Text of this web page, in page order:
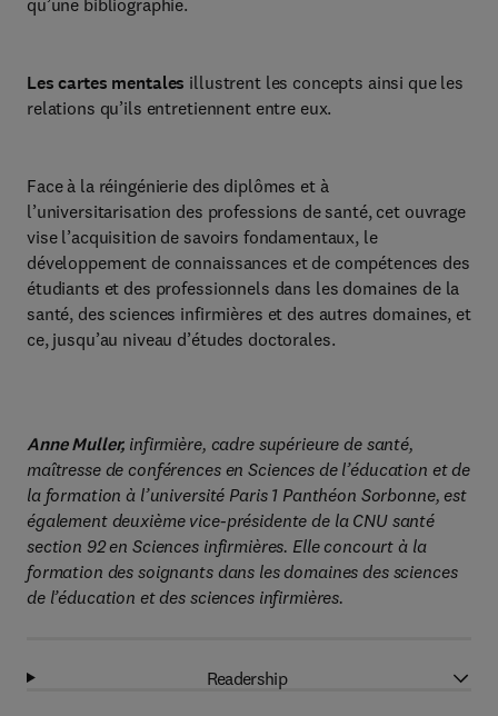
qu’une bibliographie.
Les cartes mentales illustrent les concepts ainsi que les
relations qu’ils entretiennent entre eux.
Face à la réingénierie des diplômes et à
l’universitarisation des professions de santé, cet ouvrage
vise l’acquisition de savoirs fondamentaux, le
développement de connaissances et de compétences des
étudiants et des professionnels dans les domaines de la
santé, des sciences infirmières et des autres domaines, et
ce, jusqu’au niveau d’études doctorales.
Anne Muller, infirmière, cadre supérieure de santé,
maîtresse de conférences en Sciences de l’éducation et de
la formation à l’université Paris 1 Panthéon Sorbonne, est
également deuxième vice-présidente de la CNU santé
section 92 en Sciences infirmières. Elle concourt à la
formation des soignants dans les domaines des sciences
de l’éducation et des sciences infirmières.
Readership